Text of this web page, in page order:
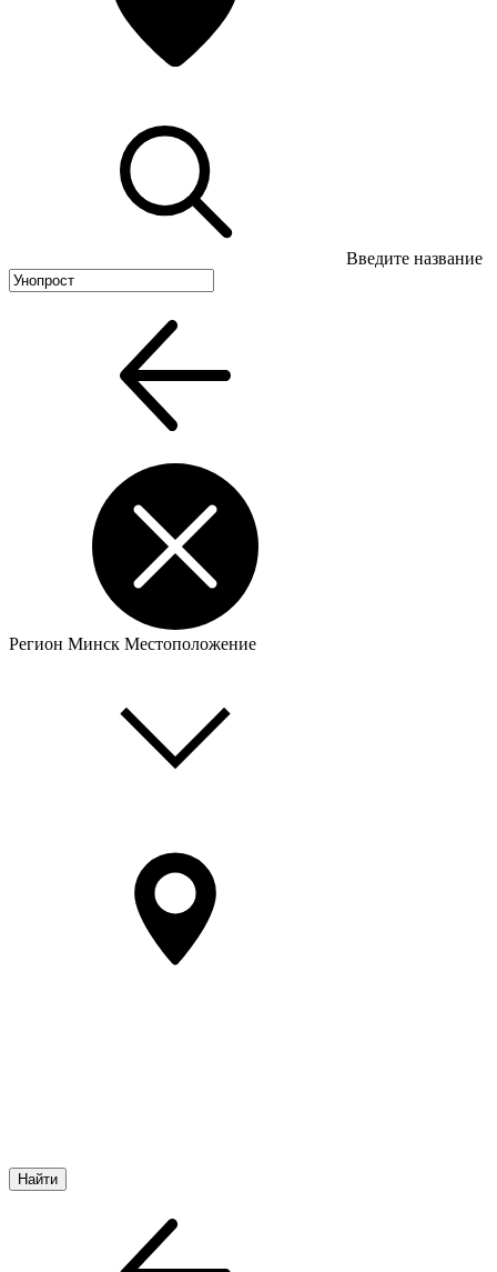
Введите название
Регион Минск Местоположение